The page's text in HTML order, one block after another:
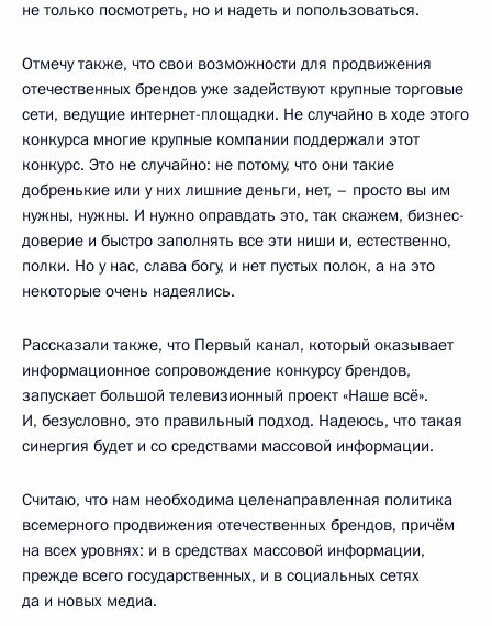
не только посмотреть, но и надеть и попользоваться.
Отмечу также, что свои возможности для продвижения
отечественных брендов уже задействуют крупные торговые
сети, ведущие интернет-площадки. Не случайно в ходе этого
конкурса многие крупные компании поддержали этот
конкурс. Это не случайно: не потому, что они такие
добренькие или у них лишние деньги, нет, – просто вы им
нужны, нужны. И нужно оправдать это, так скажем, бизнес-
доверие и быстро заполнять все эти ниши и, естественно,
полки. Но у нас, слава богу, и нет пустых полок, а на это
некоторые очень надеялись.
Рассказали также, что Первый канал, который оказывает
информационное сопровождение конкурсу брендов,
запускает большой телевизионный проект «Наше всё».
И, безусловно, это правильный подход. Надеюсь, что такая
синергия будет и со средствами массовой информации.
Считаю, что нам необходима целенаправленная политика
всемерного продвижения отечественных брендов, причём
на всех уровнях: и в средствах массовой информации,
прежде всего государственных, и в социальных сетях
да и новых медиа.